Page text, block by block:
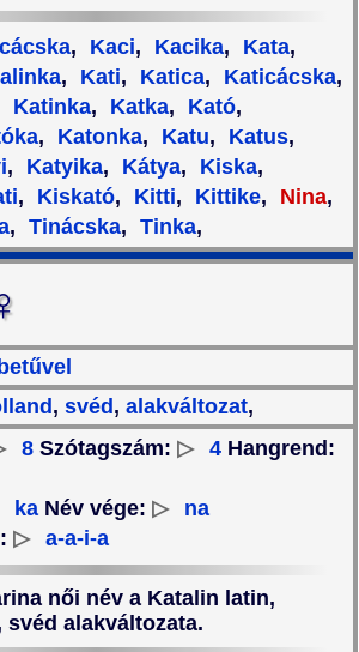
, Kaci, Kacika, Kata,
, Kati, Katica, Katicácska,
Katinka, Katka, Kató,
, Katonka, Katu, Katus,
, Katyika, Kátya, Kiska,
, Kiskató, Kitti, Kittike, Nina,
, Tinácska, Tinka,
, svéd , alakváltozat,
8 Szótagszám: ▷ 4 Hangrend:
ka Név vége: ▷
na
▷ a-a-i-a
női név a Katalin latin,
svéd alakváltozata.